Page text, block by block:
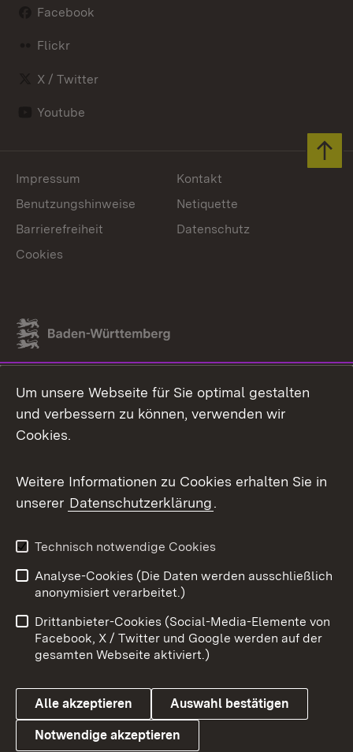
Facebook
Flickr
X / Twitter
Youtube
Link zum Landesportal
Impressum
Kontakt
Benutzungshinweise
Netiquette
Barrierefreiheit
Datenschutz
Cookies
Um unsere Webseite für Sie optimal gestalten
und verbessern zu können, verwenden wir
Cookies.
Weitere Informationen zu Cookies erhalten Sie in
unserer Datenschutzerklärung.
Technisch notwendige Cookies
Analyse-Cookies (Die Daten werden ausschließlich
anonymisiert verarbeitet.)
Drittanbieter-Cookies (Social-Media-Elemente von
Facebook, X / Twitter und Google werden auf der
gesamten Webseite aktiviert.)
Alle akzeptieren Auswahl bestätigen
Notwendige akzeptieren